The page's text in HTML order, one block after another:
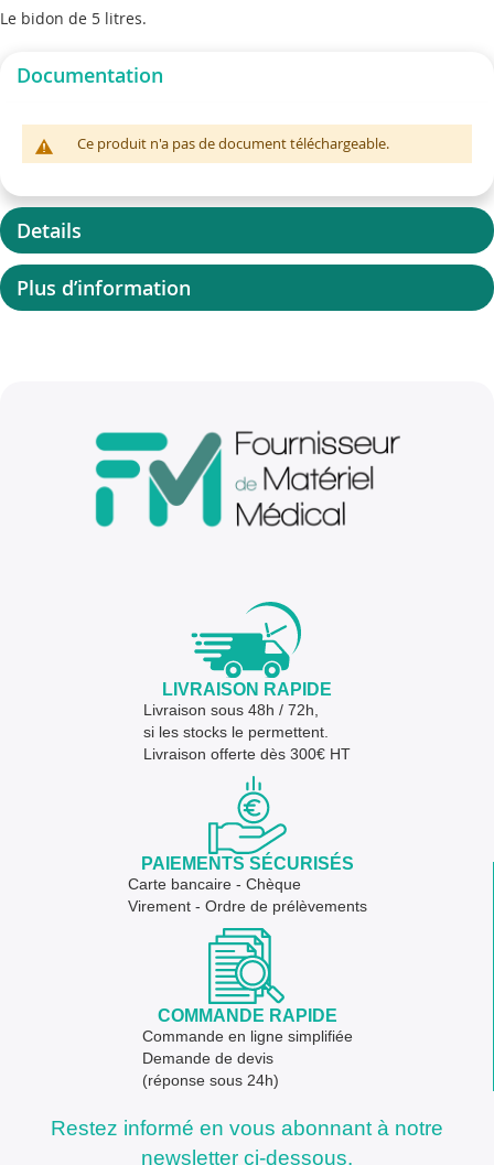
Le bidon de 5 litres.
Documentation
Ce produit n'a pas de document téléchargeable.
Details
Plus d’information
LIVRAISON RAPIDE
Livraison sous 48h / 72h,
si les stocks le permettent.
Livraison offerte dès 300€ HT
PAIEMENTS SÉCURISÉS
Carte bancaire - Chèque
Virement - Ordre de prélèvements
COMMANDE RAPIDE
Commande en ligne simplifiée
Demande de devis
(réponse sous 24h)
Restez informé en vous abonnant à notre
newsletter ci-dessous.